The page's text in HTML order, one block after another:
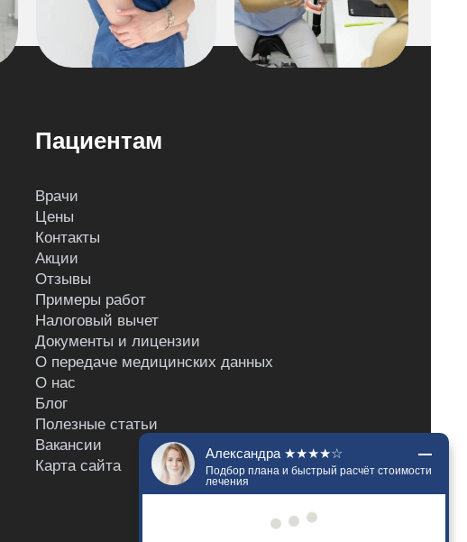
Пациентам
Врачи
Цены
Контакты
Акции
Отзывы
Примеры работ
Налоговый вычет
Документы и лицензии
О передаче медицинских данных
О нас
Блог
Полезные статьи
Вакансии
Карта сайта
Александра ★★★★☆
Подбор плана и быстрый расчёт стоимости
лечения